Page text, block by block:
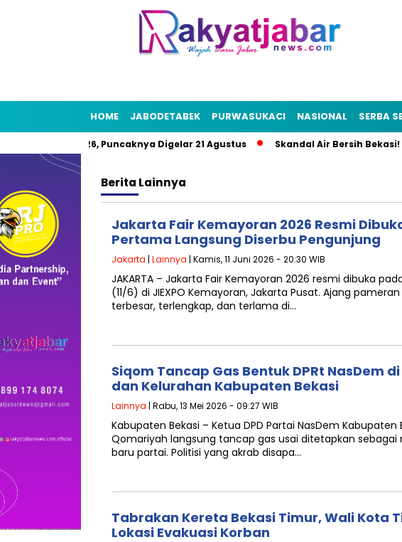
HOME JABODETABEK PURWASUKACI NASIONAL SERBA
HUT RI 2026, Puncaknya Digelar 21 Agustus Skandal Air Bersih Bekasi! 3
Berita Lainnya
Jakarta Fair Kemayoran 2026 Resmi
Pertama Langsung Diserbu Pengunjung
Jakarta | Lainnya | Kamis, 11 Juni 2026 - 20:30 WIB
JAKARTA – Jakarta Fair Kemayoran 2026 resmi dibuka
(11/6) di JIEXPO Kemayoran, Jakarta Pusat. Ajang
terbesar, terlengkap, dan terlama di…
Siqom Tancap Gas Bentuk DPRt NasDem di
dan Kelurahan Kabupaten Bekasi
Lainnya | Rabu, 13 Mei 2026 - 09:27 WIB
Kabupaten Bekasi – Ketua DPD Partai NasDem Kabupaten
Qomariyah langsung tancap gas usai ditetapkan sebagai
baru partai. Politisi yang akrab disapa…
Tabrakan Kereta Bekasi Timur, Wali Kota
Lokasi Evakuasi Korban